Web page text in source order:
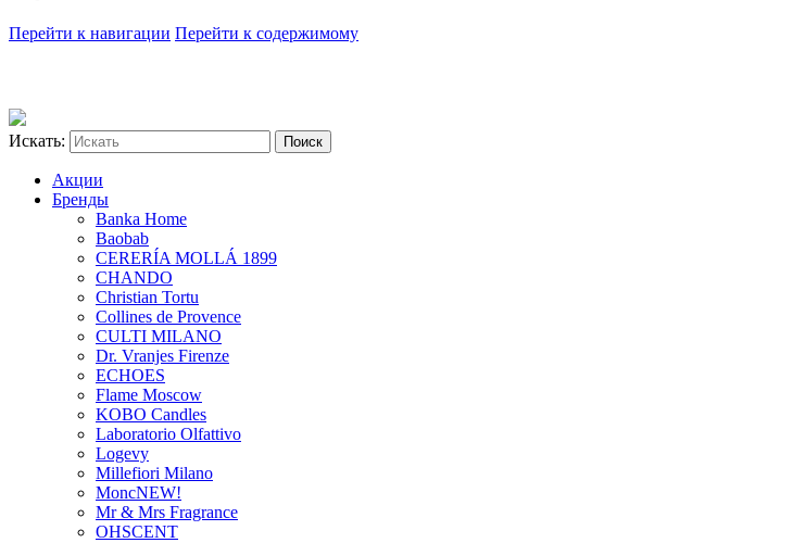
Перейти к навигации Перейти к содержимому
Искать:
Акции
Бренды
Banka Home
Baobab
CERERÍA MOLLÁ 1899
CHANDO
Christian Tortu
Collines de Provence
CULTI MILANO
Dr. Vranjes Firenze
ECHOES
Flame Moscow
KOBO Candles
Laboratorio Olfattivo
Logevy
Millefiori Milano
MoncNEW!
Mr & Mrs Fragrance
OHSCENT